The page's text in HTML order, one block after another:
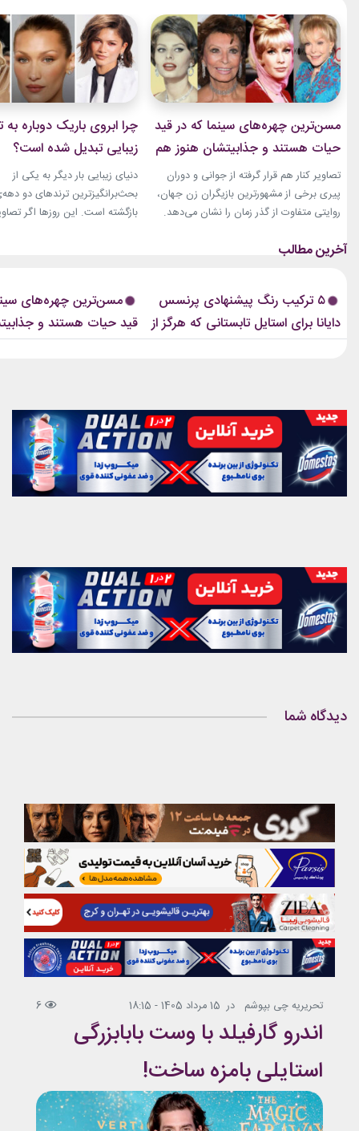
مسن‌ترین چهره‌های سینما که در قید
حیات هستند و جذابیتشان هنوز هم
باقیست!
تصاویر کنار هم قرار گرفته از جوانی و دوران
پیری برخی از مشهورترین بازیگران زن جهان،
روایتی متفاوت از گذر زمان را نشان می‌دهد.
هنوز با حضور، شخصیت و میراث هنری خود
سال‌های جوانی محدود...
چرا ابروی باریک دوباره به
زیبایی تبدیل شده است؟
دنیای زیبایی بار دیگر به یکی از
بحث‌برانگیزترین ترندهای دو
بازگشته است. این روزها اگر
ابروهای بسیار نازک دهه ۱۹۹۰ و اوایل دهه...
۵ ترکیب رنگ پیشنهادی پرنسس
دایانا برای استایل تابستانی که هرگز از
مد نمی‌افتند
مسن‌ترین چهره‌های
قید حیات هستند و
هم باقیست!
دیدگاه شما